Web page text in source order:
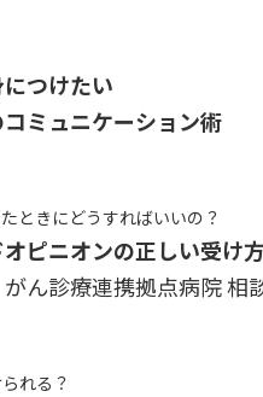
つけたい
ミュニケーション術
ときにどうすればいいの？
ピニオンの正しい受け
ん診療連携拠点病院 相
れる？